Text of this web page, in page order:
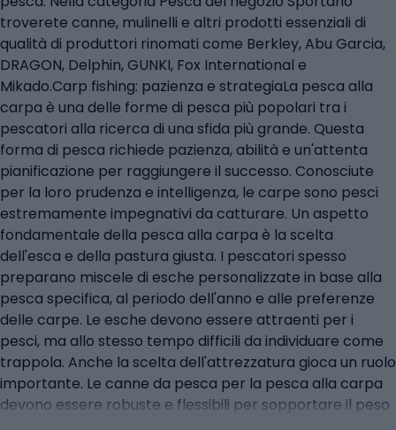
troverete canne, mulinelli e altri prodotti essenziali di
qualità di produttori rinomati come Berkley, Abu Garcia,
DRAGON, Delphin, GUNKI, Fox International e
Mikado.Carp fishing: pazienza e strategiaLa pesca alla
carpa è una delle forme di pesca più popolari tra i
pescatori alla ricerca di una sfida più grande. Questa
forma di pesca richiede pazienza, abilità e un'attenta
pianificazione per raggiungere il successo. Conosciute
per la loro prudenza e intelligenza, le carpe sono pesci
estremamente impegnativi da catturare. Un aspetto
fondamentale della pesca alla carpa è la scelta
dell'esca e della pastura giusta. I pescatori spesso
preparano miscele di esche personalizzate in base alla
pesca specifica, al periodo dell'anno e alle preferenze
delle carpe. Le esche devono essere attraenti per i
pesci, ma allo stesso tempo difficili da individuare come
trappola. Anche la scelta dell'attrezzatura gioca un ruolo
importante. Le canne da pesca per la pesca alla carpa
devono essere robuste e flessibili per sopportare il peso